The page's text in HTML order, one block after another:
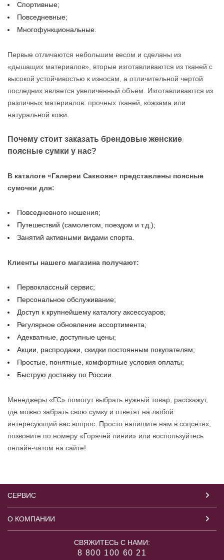
Спортивные;
Повседневные;
Многофункциональные.
Первые отличаются небольшим весом и сделаны из
«дышащих материалов», вторые изготавливаются из тканей с
высокой устойчивостью к износам, а отличительной чертой
последних является увеличенный объем. Изготавливаются из
различных материалов: прочных тканей, кожзама или
натуральной кожи.
Почему стоит заказать брендовые женские
поясные сумки у нас?
В каталоге «Галереи Саквояж» представлены поясные
сумочки для:
Повседневного ношения;
Путешествий (самолетом, поездом и т.д.);
Занятий активными видами спорта.
Клиенты нашего магазина получают:
Первоклассный сервис;
Персональное обслуживание;
Доступ к крупнейшему каталогу аксессуаров;
Регулярное обновление ассортимента;
Адекватные, доступные цены;
Акции, распродажи, скидки постоянным покупателям;
Простые, понятные, комфортные условия оплаты;
Быструю доставку по России.
Менеджеры «ГС» помогут выбрать нужный товар, расскажут,
где можно забрать свою сумку и ответят на любой
интересующий вас вопрос. Просто напишите нам в соцсетях,
позвоните по номеру «Горячей линии» или воспользуйтесь
онлайн-чатом на сайте!
СЕРВИС
О КОМПАНИИ
СВЯЖИТЕСЬ С НАМИ:
8 800 100 60 21